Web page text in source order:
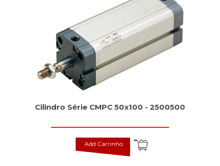
Cilindro Série CMPC 50x100 - 2500500
Add Carrinho